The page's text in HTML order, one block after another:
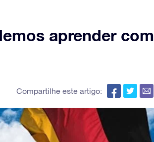
aprender
Compartilhe este artigo: